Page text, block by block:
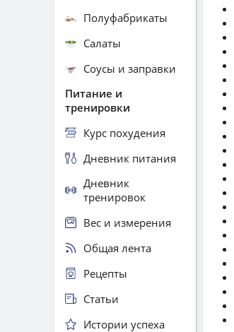
Полуфабрикаты
Салаты
Соусы и заправки
Питание и
тренировки
Курс похудения
Дневник питания
Дневник
тренировок
Вес и измерения
Общая лента
Рецепты
Статьи
Истории успеха